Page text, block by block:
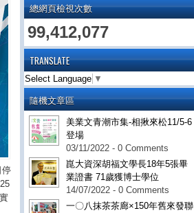
總網頁檢視次數
99,412,077
TRANSLATE
Select Language ▼
隨機文章區
美業文青潮市集-相揪來松11/5-6
登場
03/11/2022 - 0 Comments
崑大資深胡福文學長18年5張畢
業證書 71歲獲博士學位
14/07/2022 - 0 Comments
一〇八抹茶茶廊×150年舊來發聯
停